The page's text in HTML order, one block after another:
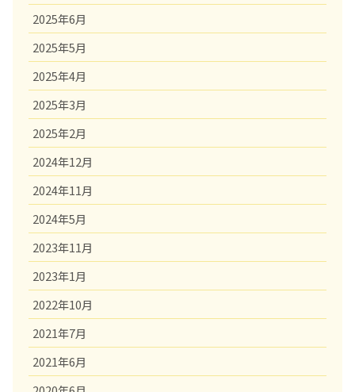
2025年6月
2025年5月
2025年4月
2025年3月
2025年2月
2024年12月
2024年11月
2024年5月
2023年11月
2023年1月
2022年10月
2021年7月
2021年6月